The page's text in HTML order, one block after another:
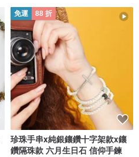
免運 88 折
珍珠手串x純銀鑲鑽十字架款x鑲
鑽隔珠款 六月生日石 信仰手鍊